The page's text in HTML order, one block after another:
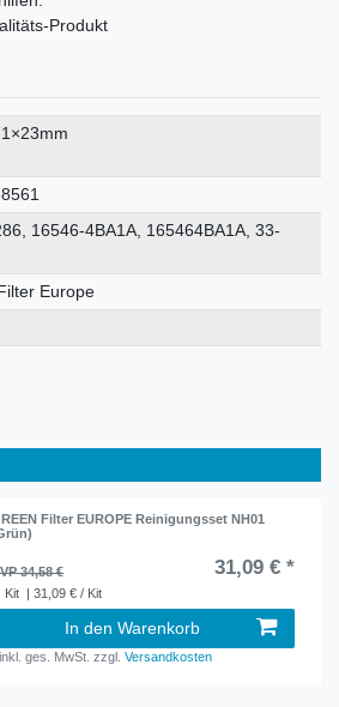
Produkt
16546-4BA1A, 165464BA1A, 33-
Europe
Filter EUROPE Reinigungsset NH01
34,58 € 31,09 € *
Kit | 31,09 € / Kit
In den Warenkorb
inkl. ges. MwSt. zzgl.Versandkosten